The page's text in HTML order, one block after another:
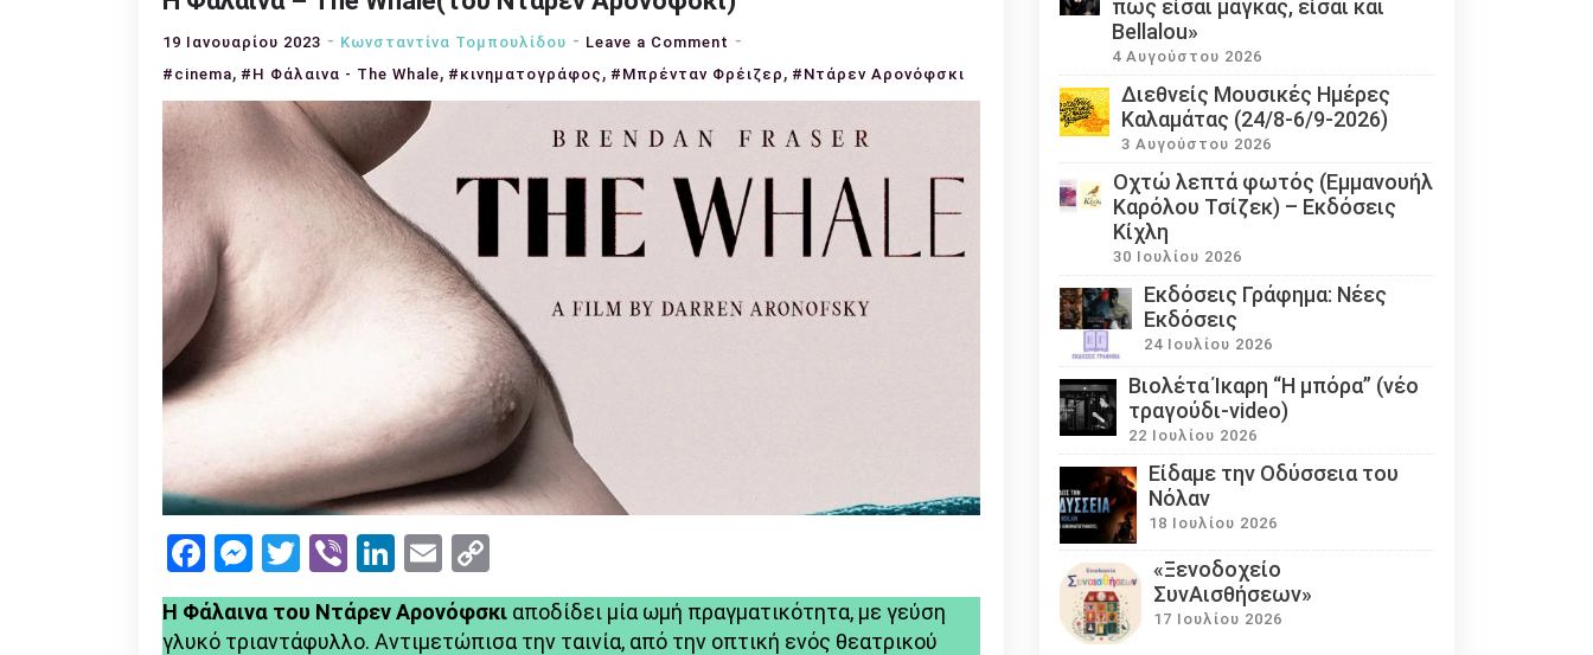
19 Ιανουαρίου 2023 Κωνσταντίνα Τομπουλίδου Leave a Comment on
Η
Φάλαινα
Whale(του
Ντάρεν
Αρονόφσκι)
#cinema, #Η Φάλαινα - The Whale, #κινηματογράφος , #Μπρένταν Φρέιζερ , #Ντάρεν Αρονόφσκι
Facebook
Messenger
Twitter
ViberLinkedIn
Email
Link
Η Φάλαινα του Ντάρεν Αρονόφσκι αποδίδει μία ωμή πραγματικότητα, με γεύση
γλυκό τριαντάφυλλο. Αντιμετώπισα την ταινία, από την οπτική ενός θεατρικού
πως είσαι μάγκας, είσαι και
Bellalou»
4 Αυγούστου 2026
Διεθνείς Μουσικές Ημέρες
Καλαμάτας (24/8-6/9-2026)
3 Αυγούστου 2026
Οχτώ λεπτά φωτός (Εμμανουήλ
Καρόλου Τσίζεκ) – Εκδόσεις
Κίχλη
30 Ιουλίου 2026
Εκδόσεις Γράφημα: Νέες
Εκδόσεις
24 Ιουλίου 2026
Βιολέτα Ίκαρη “Η μπόρα” (νέο
τραγούδι-video)
22 Ιουλίου 2026
Eίδαμε την Οδύσσεια του
Νόλαν
18 Ιουλίου 2026
«Ξενοδοχείο
ΣυνΑισθήσεων»
17 Ιουλίου 2026